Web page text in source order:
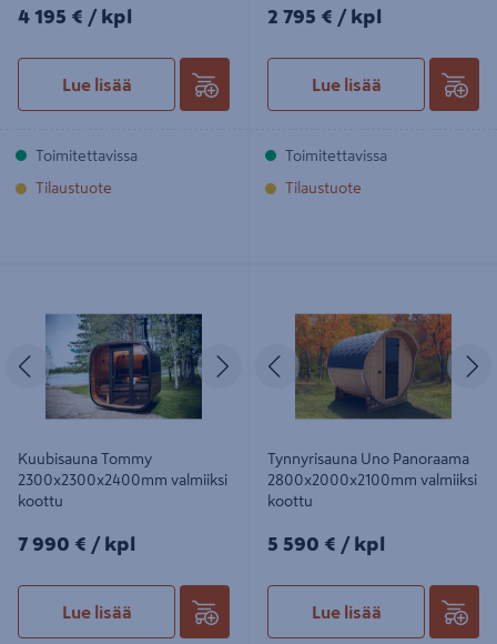
4195€/kpl
4 195 € / kpl
Lue lisää
Toimitettavissa
Tilaustuote
2795€/kpl
2 795 € / kpl
Lue lisää
Toimitettavissa
Tilaustuote
Edellinen Seuraava
Kuubisauna Tommy
2300x2300x2400mm valmiiksi
koottu
7990€/kpl
7 990 € / kpl
Lue lisää
Edellinen
Tynnyrisauna Uno Panoraama
2800x2000x2100mm valmiiksi
koottu
5590€/kpl
5 590 € / kpl
Lue lisää